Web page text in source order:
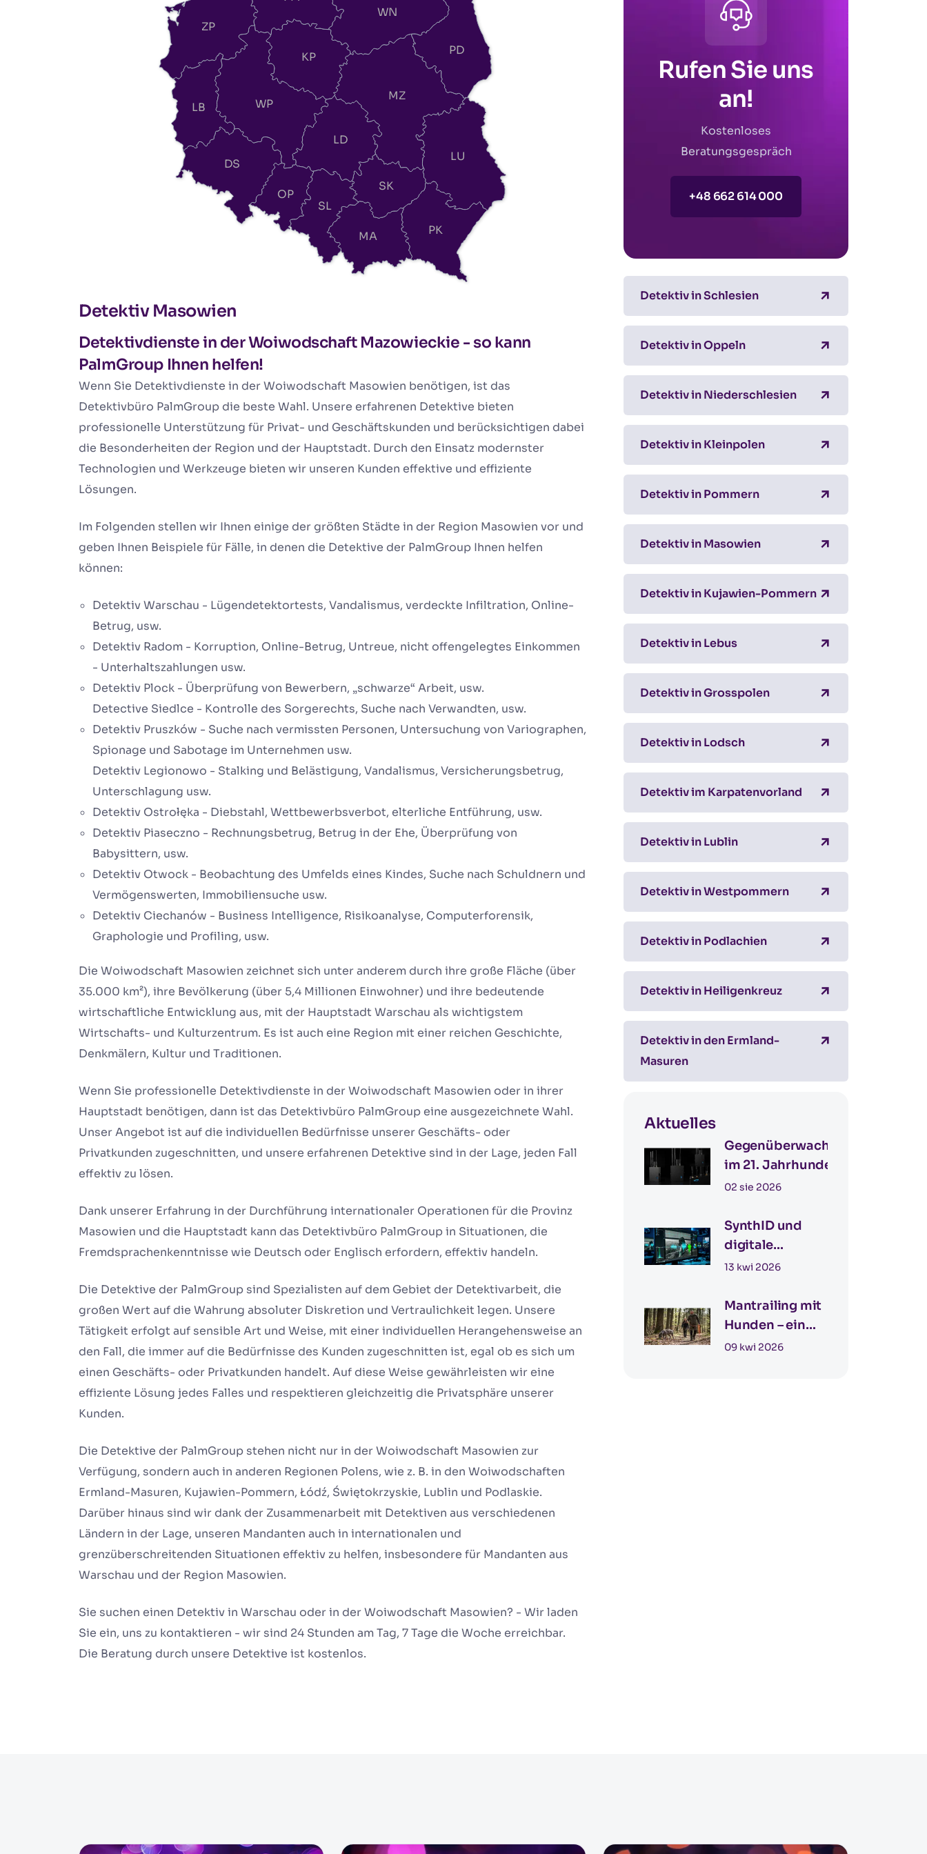
DS
KP
LU
LB
MZ
MA
OP
PK
PD
WN
WP
ZP
LD
SL
SK
Detektiv Masowien
Detektivdienste in der Woiwodschaft Mazowieckie - so kann
PalmGroup Ihnen helfen!
Wenn Sie Detektivdienste in der Woiwodschaft Masowien benötigen, ist das
Detektivbüro PalmGroup die beste Wahl. Unsere erfahrenen Detektive bieten
professionelle Unterstützung für Privat- und Geschäftskunden und berücksichtigen dabei
die Besonderheiten der Region und der Hauptstadt. Durch den Einsatz modernster
Technologien und Werkzeuge bieten wir unseren Kunden effektive und effiziente
Lösungen.
Im Folgenden stellen wir Ihnen einige der größten Städte in der Region Masowien vor und
geben Ihnen Beispiele für Fälle, in denen die Detektive der PalmGroup Ihnen helfen
können:
Detektiv Warschau - Lügendetektortests, Vandalismus, verdeckte Infiltration, Online-
Betrug, usw.
Detektiv Radom - Korruption, Online-Betrug, Untreue, nicht offengelegtes Einkommen
- Unterhaltszahlungen usw.
Detektiv Plock - Überprüfung von Bewerbern, „schwarze“ Arbeit, usw.
Detective Siedlce - Kontrolle des Sorgerechts, Suche nach Verwandten, usw.
Detektiv Pruszków - Suche nach vermissten Personen, Untersuchung von Variographen,
Spionage und Sabotage im Unternehmen usw.
Detektiv Legionowo - Stalking und Belästigung, Vandalismus, Versicherungsbetrug,
Unterschlagung usw.
Detektiv Ostrołęka - Diebstahl, Wettbewerbsverbot, elterliche Entführung, usw.
Detektiv Piaseczno - Rechnungsbetrug, Betrug in der Ehe, Überprüfung von
Babysittern, usw.
Detektiv Otwock - Beobachtung des Umfelds eines Kindes, Suche nach Schuldnern und
Vermögenswerten, Immobiliensuche usw.
Detektiv Ciechanów - Business Intelligence, Risikoanalyse, Computerforensik,
Graphologie und Profiling, usw.
Die Woiwodschaft Masowien zeichnet sich unter anderem durch ihre große Fläche (über
35.000 km²), ihre Bevölkerung (über 5,4 Millionen Einwohner) und ihre bedeutende
wirtschaftliche Entwicklung aus, mit der Hauptstadt Warschau als wichtigstem
Wirtschafts- und Kulturzentrum. Es ist auch eine Region mit einer reichen Geschichte,
Denkmälern, Kultur und Traditionen.
Wenn Sie professionelle Detektivdienste in der Woiwodschaft Masowien oder in ihrer
Hauptstadt benötigen, dann ist das Detektivbüro PalmGroup eine ausgezeichnete Wahl.
Unser Angebot ist auf die individuellen Bedürfnisse unserer Geschäfts- oder
Privatkunden zugeschnitten, und unsere erfahrenen Detektive sind in der Lage, jeden Fall
effektiv zu lösen.
Dank unserer Erfahrung in der Durchführung internationaler Operationen für die Provinz
Masowien und die Hauptstadt kann das Detektivbüro PalmGroup in Situationen, die
Fremdsprachenkenntnisse wie Deutsch oder Englisch erfordern, effektiv handeln.
Die Detektive der PalmGroup sind Spezialisten auf dem Gebiet der Detektivarbeit, die
großen Wert auf die Wahrung absoluter Diskretion und Vertraulichkeit legen. Unsere
Tätigkeit erfolgt auf sensible Art und Weise, mit einer individuellen Herangehensweise an
den Fall, die immer auf die Bedürfnisse des Kunden zugeschnitten ist, egal ob es sich um
einen Geschäfts- oder Privatkunden handelt. Auf diese Weise gewährleisten wir eine
effiziente Lösung jedes Falles und respektieren gleichzeitig die Privatsphäre unserer
Kunden.
Die Detektive der PalmGroup stehen nicht nur in der Woiwodschaft Masowien zur
Verfügung, sondern auch in anderen Regionen Polens, wie z. B. in den Woiwodschaften
Ermland-Masuren, Kujawien-Pommern, Łódź, Świętokrzyskie, Lublin und Podlaskie.
Darüber hinaus sind wir dank der Zusammenarbeit mit Detektiven aus verschiedenen
Ländern in der Lage, unseren Mandanten auch in internationalen und
grenzüberschreitenden Situationen effektiv zu helfen, insbesondere für Mandanten aus
Warschau und der Region Masowien.
Sie suchen einen Detektiv in Warschau oder in der Woiwodschaft Masowien? - Wir laden
Sie ein, uns zu kontaktieren - wir sind 24 Stunden am Tag, 7 Tage die Woche erreichbar.
Die Beratung durch unsere Detektive ist kostenlos.
Rufen Sie uns
an!
Kostenloses
Beratungsgespräch
+48 662 614 000
Detektiv in Schlesien
Detektiv in Oppeln
Detektiv in Niederschlesien
Detektiv in Kleinpolen
Detektiv in Pommern
Detektiv in Masowien
Detektiv in Kujawien-Pommern
Detektiv in Lebus
Detektiv in Grosspolen
Detektiv in Lodsch
Detektiv im Karpatenvorland
Detektiv in Lublin
Detektiv in Westpommern
Detektiv in Podlachien
Detektiv in Heiligenkreuz
Detektiv in den Ermland-
Masuren
Aktuelles
Gegenüberwachung
im 21. Jahrhundert –
Detektiv Katowice für
Einsätze in
Deutschland
02 sie 2026
SynthID und
digitale
Forensik – KI-
13 kwi 2026
Mantrailing mit
Hunden – ein
modernes
09 kwi 2026